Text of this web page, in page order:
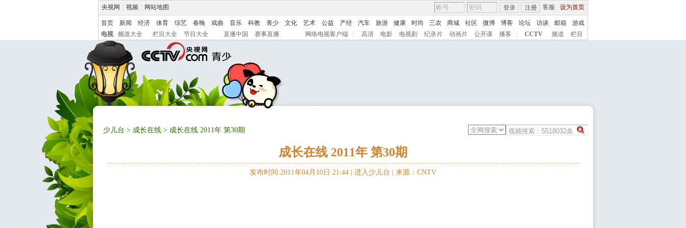
央视网 视频 网站地图 客服 设为首页
登录 注册
首页 新闻 经济 体育 综艺 春晚 戏曲 音乐 科教 青少 文化 艺术 公益 产经 汽车 旅游 健康 时尚 三农 商城 社区 微博 博客 论坛 访谈 邮箱
游戏
电视
频道大全 栏目大全 节目大全 直播中国 赛事直播 网络电视客户端 高清 电影 电视剧 纪录片 动画片 公开课 播客 CCTV 频道 栏目
少儿台 > 成长在线 > 成长在线 2011年 第30期
成长在线 2011年 第30期
发布时间:2011年04月10日 21:44 | 进入少儿台 来源：CNTV